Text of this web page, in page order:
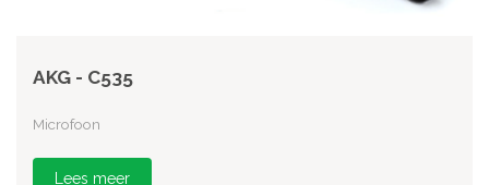
AKG - C535
Microfoon
Lees meer